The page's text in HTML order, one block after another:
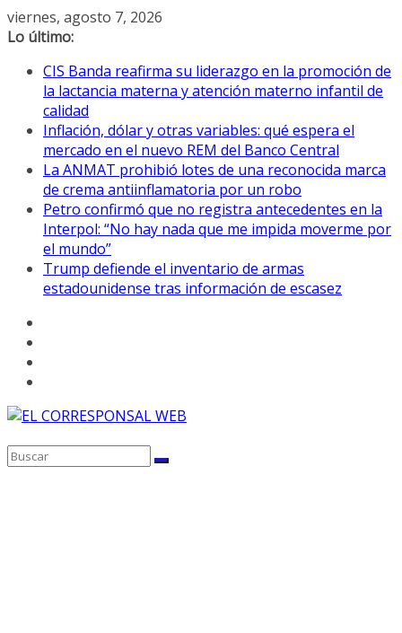
Saltar
al
viernes, agosto 7, 2026
Lo último:
CIS Banda reafirma su liderazgo en la promoción de
la lactancia materna y atención materno infantil de
calidad
Inflación, dólar y otras variables: qué espera el
mercado en el nuevo REM del Banco Central
La ANMAT prohibió lotes de una reconocida marca
de crema antiinflamatoria por un robo
Petro confirmó que no registra antecedentes en la
Interpol: “No hay nada que me impida moverme por
el mundo”
Trump defiende el inventario de armas
estadounidense tras información de escasez